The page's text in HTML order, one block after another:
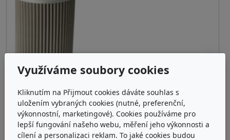
Využíváme soubory cookies
Kliknutím na Přijmout cookies dáváte souhlas s
uložením vybraných cookies (nutné, preferenční,
výkonnostní, marketingové). Cookies používáme pro
lepší fungování našeho webu, měření jeho výkonnosti a
cílení a personalizaci reklam. To jaké cookies budou